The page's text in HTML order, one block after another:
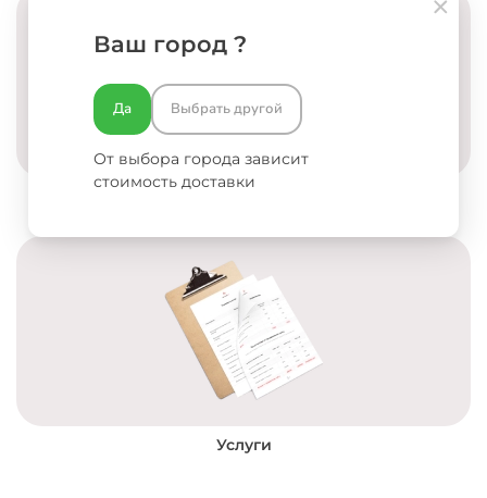
Разработка концепции
Услуги
Ваш город ?
Да Выбрать другой
От выбора города зависит
стоимость доставки